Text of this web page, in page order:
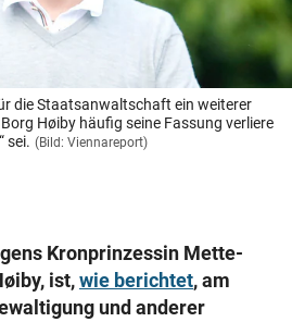
& Co KG 2026
die Staatsanwaltschaft ein weiterer
Høiby häufig seine Fassung verliere
sei. (Bild: Viennareport)
Kronprinzessin Mette-
ist,wie berichtet, am
und anderer